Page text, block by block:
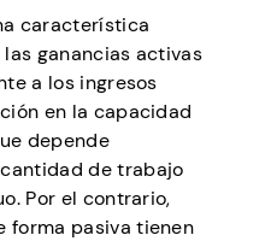
característica
ganancias activas
a los ingresos
en la capacidad
depende
de trabajo
Por el contrario,
forma pasiva tienen